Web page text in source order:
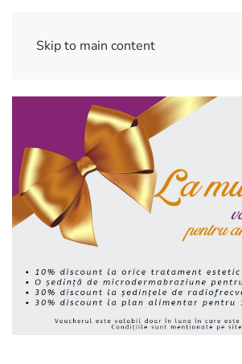
Skip to main content